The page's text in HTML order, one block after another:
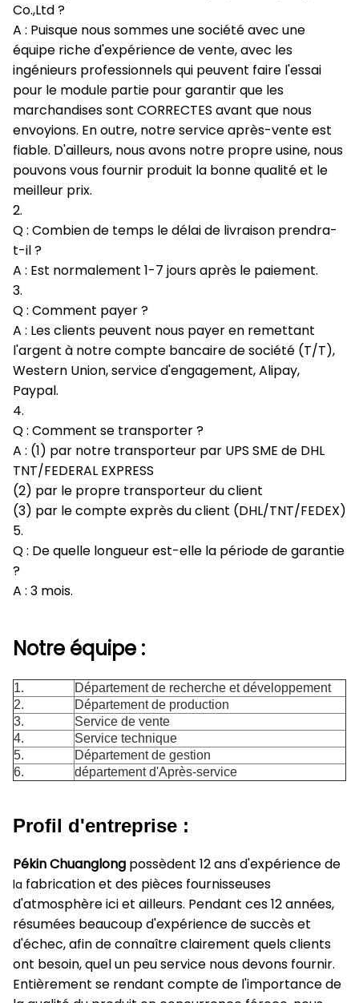
Co.,Ltd ?
A : Puisque nous sommes une société avec une
équipe riche d'expérience de vente, avec les
ingénieurs professionnels qui peuvent faire l'essai
pour le module partie pour garantir que les
marchandises sont CORRECTES avant que nous
envoyions. En outre, notre service après-vente est
fiable. D'ailleurs, nous avons notre propre usine, nous
pouvons vous fournir produit la bonne qualité et le
meilleur prix.
2.
Q : Combien de temps le délai de livraison prendra-
t-il ?
A : Est normalement 1-7 jours après le paiement.
3.
Q : Comment payer ?
A : Les clients peuvent nous payer en remettant
l'argent à notre compte bancaire de société (T/T),
Western Union, service d'engagement, Alipay,
Paypal.
4.
Q : Comment se transporter ?
A : (1) par notre transporteur par UPS SME de DHL
TNT/FEDERAL EXPRESS
(2) par le propre transporteur du client
(3) par le compte exprès du client (DHL/TNT/FEDEX)
5.
Q : De quelle longueur est-elle la période de garantie
?
A : 3 mois.
Notre équipe :
1.
Département de recherche et développement
2.
Département de production
3.
Service de vente
4.
Service technique
5.
Département de gestion
6.
département d'Après-service
Profil d'entreprise :
Pékin Chuanglong possèdent 12 ans d'expérience de
la fabrication et des pièces fournisseuses
d'atmosphère ici et ailleurs. Pendant ces 12 années,
résumées beaucoup d'expérience de succès et
d'échec, afin de connaître clairement quels clients
ont besoin, quel un peu service nous devons fournir.
Entièrement se rendant compte de l'importance de